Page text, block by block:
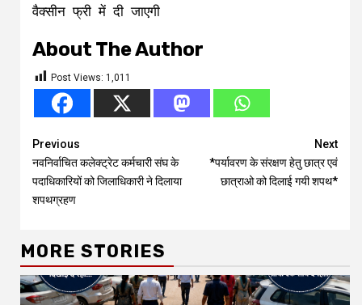
वैक्सीन फ्री में दी जाएगी
About The Author
Post Views: 1,011
Continue
Reading
Previous
नवनिर्वाचित कलेक्ट्रेट कर्मचारी संघ के
पदाधिकारियों को जिलाधिकारी ने दिलाया
शपथग्रहण
Next
*पर्यावरण के संरक्षण हेतु छात्र एवं
छात्राओ को दिलाई गयी शपथ*
MORE STORIES